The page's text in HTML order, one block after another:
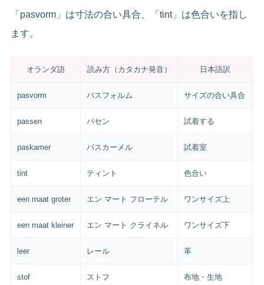
「pasvorm」は寸法の合い具合、「tint」は色合いを指し
ます。
オランダ語 読み方（カタカナ発音） 日本語訳
pasvorm パスフォルム サイズの合い具合
passen パセン 試着する
paskamer パスカーメル 試着室
tint ティント 色合い
een maat groter エン マート フローテル ワンサイズ上
een maat kleiner エン マート クライネル ワンサイズ下
leer レール 革
stof ストフ 布地・生地